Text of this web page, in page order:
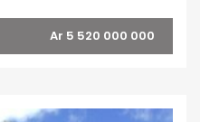
Ar 5 520 000 000